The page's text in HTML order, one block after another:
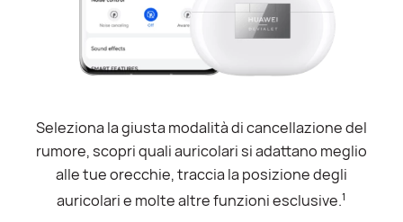
Seleziona la giusta modalità di cancellazione del
rumore, scopri quali auricolari si adattano meglio
alle tue orecchie, traccia la posizione degli
auricolari e molte altre funzioni esclusive.1